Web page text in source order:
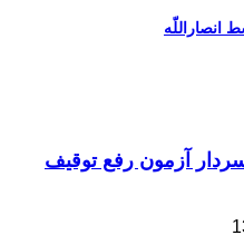
انصاراللّه
آزمون رفع توقیف